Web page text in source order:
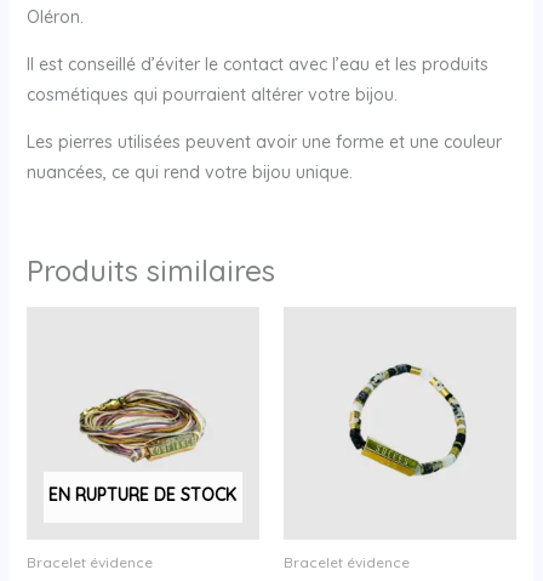
Oléron.
Il est conseillé d’éviter le contact avec l’eau et les produits
cosmétiques qui pourraient altérer votre bijou.
Les pierres utilisées peuvent avoir une forme et une couleur
nuancées, ce qui rend votre bijou unique.
Produits similaires
EN RUPTURE DE STOCK
Bracelet évidence Bracelet évidence